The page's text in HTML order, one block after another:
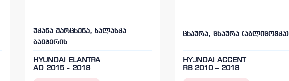
უკანა მარცხენა, სალასკა
ბამპერის
HYUNDAI ELANTRA
AD 2015 - 2018
ცხაურა, ცხაურა (აბლიცოვკა)
HYUNDAI ACCENT
RB 2010 – 2018